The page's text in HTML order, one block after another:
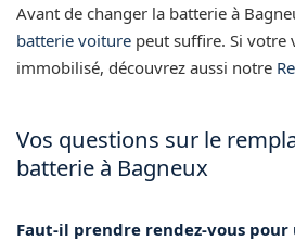
Avant de changer la batterie à
batterie voiture peut suffire. Si votre
immobilisé, découvrez aussi notre
Vos questions sur le
batterie à Bagneux
Faut-il prendre rendez-vous